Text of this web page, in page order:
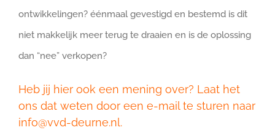
ontwikkelingen? éénmaal gevestigd en bestemd is dit
niet makkelijk meer terug te draaien en is de oplossing
dan “nee” verkopen?
Heb jij hier ook een mening over? Laat het
ons dat weten door een e-mail te sturen naar
info@vvd-deurne.nl.